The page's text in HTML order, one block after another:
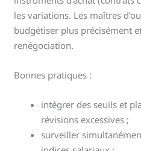
les variations. Les maîtres
budgétiser plus précisément
renégociation.
Bonnes pratiques :
intégrer des seuils et
révisions excessives ;
surveiller